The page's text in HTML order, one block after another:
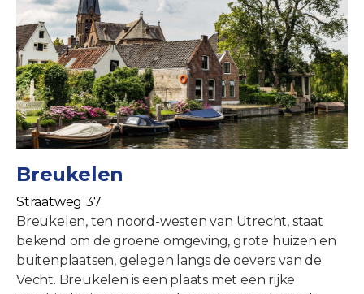
Breukelen
Straatweg 37
Breukelen, ten noord-westen van Utrecht, staat
bekend om de groene omgeving, grote huizen en
buitenplaatsen, gelegen langs de oevers van de
Vecht. Breukelen is een plaats met een rijke